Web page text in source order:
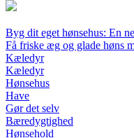
Byg dit eget hønsehus: En
Få friske æg og glade høns
Kæledyr
Kæledyr
Hønsehus
Have
Gør det selv
Bæredygtighed
Hønsehold